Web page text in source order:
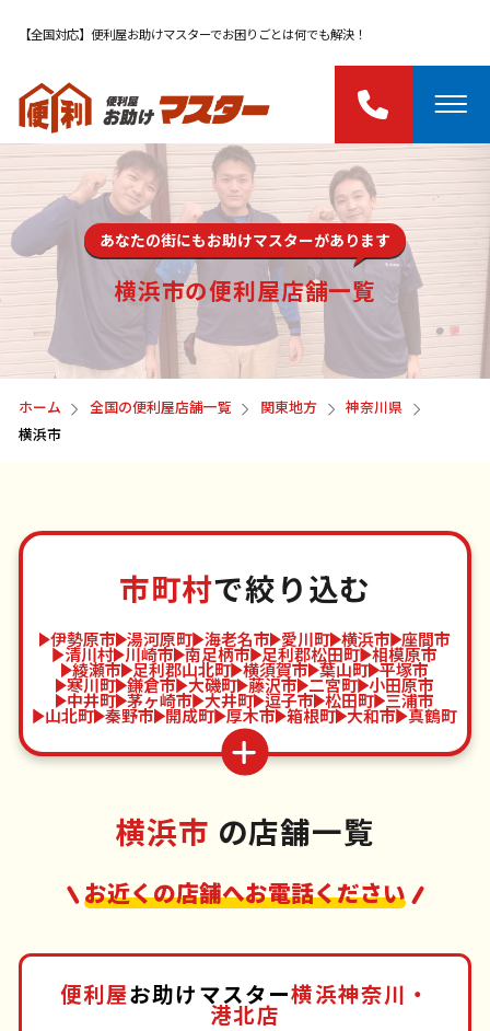
【全国対応】便利屋お助けマスターでお困りごとは何でも解決！
あなたの街にもお助けマスターがあります
横浜市の便利屋店舗一覧
ホーム 全国の便利屋店舗一覧 関東地方
神奈川県
横浜市
市町村で絞り込む
伊勢原市 湯河原町 海老名市 愛川町 横浜市 座間市
清川村 川崎市 南足柄市 足利郡松田町 相模原市
綾瀬市 足利郡山北町 横須賀市 葉山町 平塚市
寒川町 鎌倉市 大磯町 藤沢市 二宮町 小田原市
中井町 茅ヶ崎市 大井町 逗子市 松田町 三浦市
山北町 秦野市 開成町 厚木市 箱根町 大和市 真鶴町
横浜市 の店舗一覧
お近くの店舗へお電話ください
便利屋お助けマスター横浜神奈川・
港北店